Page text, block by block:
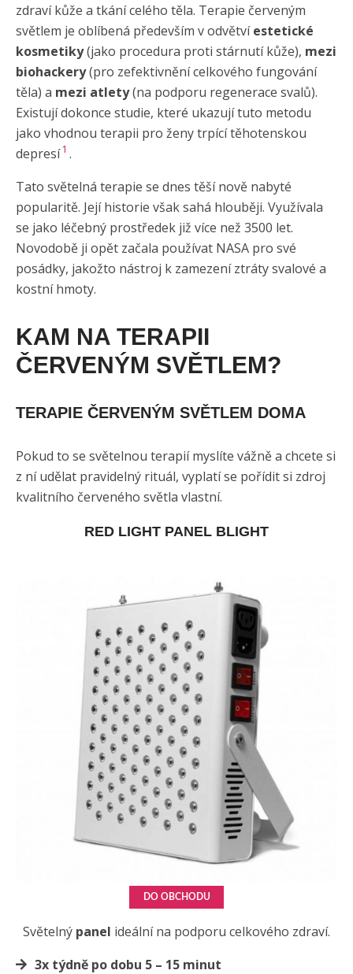
zdraví kůže a tkání celého těla. Terapie červeným
světlem je oblíbená především v odvětvíestetické
kosmetiky(jako procedura proti stárnutí kůže), mezi
biohackery(pro zefektivnění celkového fungování
těla) a mezi atlety(na podporu regenerace svalů).
Existují dokonce studie, které ukazují tuto metodu
jako vhodnou terapii pro ženy trpící těhotenskou
depresí1 .
Tato světelná terapie se dnes těší nově nabyté
popularitě. Její historie však sahá hlouběji. Využívala
se jako léčebný prostředek již více než 3500 let.
Novodobě ji opět začala používat NASA pro své
posádky, jakožto nástroj k zamezení ztráty svalové a
kostní hmoty.
KAM NA TERAPII
ČERVENÝM SVĚTLEM?
TERAPIE ČERVENÝM SVĚTLEM DOMA
Pokud to se světelnou terapií myslíte vážně a chcete si
z ní udělat pravidelný rituál, vyplatí se pořídit si zdroj
kvalitního červeného světla vlastní.
RED LIGHT PANEL BLIGHT
DO OBCHODU
Světelný panel ideální na podporu celkového zdraví.
3x týdně po dobu 5 – 15 minut